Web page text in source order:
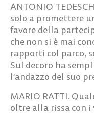
ANTONIO
solo a promettere
favore della
che non si è mai
rapporti col parco,
Sul decoro ha
l’andazzo del suo
MARIO RATTI.
oltre alla rissa con